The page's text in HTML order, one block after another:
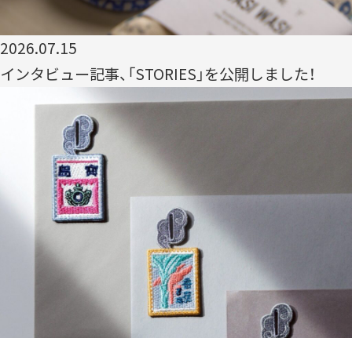
CERTIFICATION
COMMUNITY
2026.07.15
インタビュー記事、「STORIES」を公開しました！